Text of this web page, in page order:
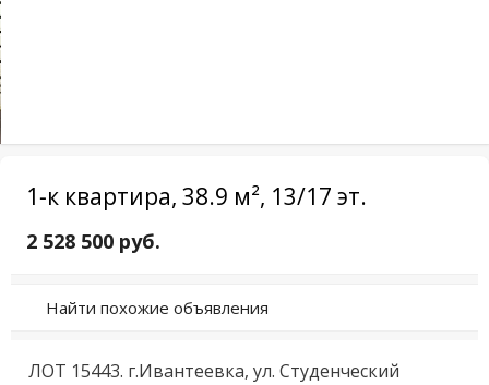
1-к квартира, 38.9 м², 13/17 эт.
2 528 500 руб.
Найти похожие объявления
ЛОТ 15443. г.Ивaнтeeвкa, ул. Студeнческий